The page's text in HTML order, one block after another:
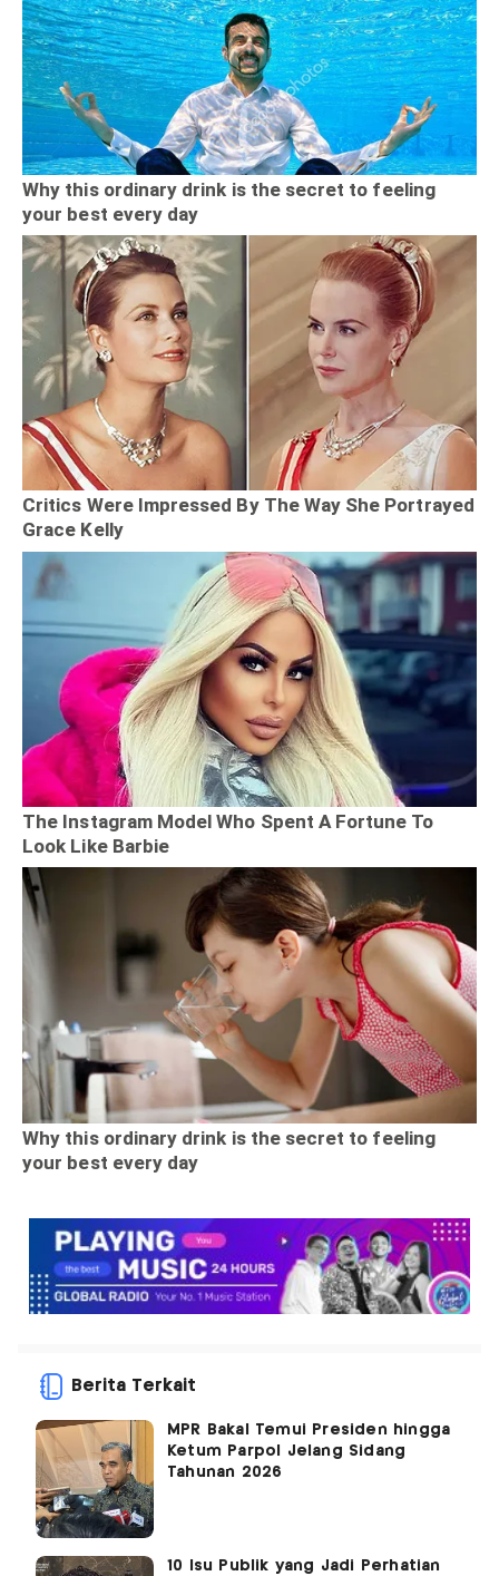
Berita Terkait
MPR Bakal Temui Presiden hingga
Ketum Parpol Jelang Sidang
Tahunan 2026
10 Isu Publik yang Jadi Perhatian